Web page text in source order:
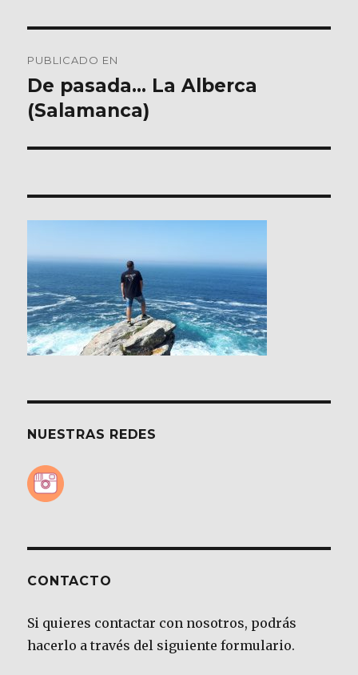
de
entradas
PUBLICADO EN
De pasada… La Alberca
(Salamanca)
NUESTRAS REDES
CONTACTO
Si quieres contactar con nosotros, podrás
hacerlo a través del siguiente formulario.